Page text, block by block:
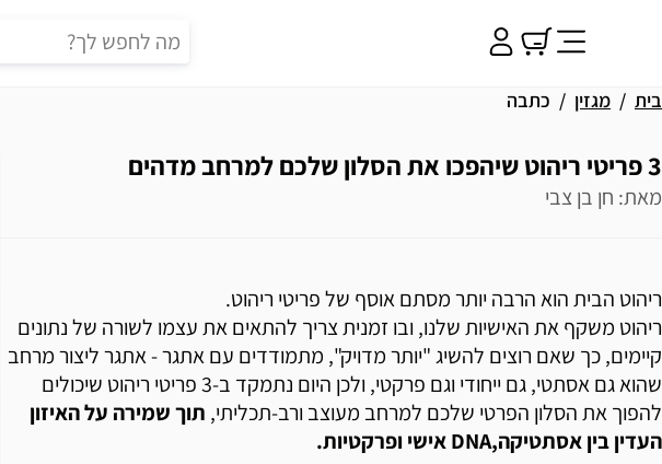
בית מגזין כתבה
3 פריטי ריהוט שיהפכו את הסלון שלכם למרחב מדהים
מאת: חן בן צבי
ריהוט הבית הוא הרבה יותר מסתם אוסף של פריטי ריהוט.
ריהוט משקף את האישיות שלנו, ובו זמנית צריך להתאים את עצמו לשורה של נתונים
קיימים, כך שאם רוצים להשיג "יותר מדויק", מתמודדים עם אתגר - אתגר ליצור מרחב
שהוא גם אסתטי, גם ייחודי וגם פרקטי, ולכן היום נתמקד ב-3 פריטי ריהוט שיכולים
להפוך את הסלון הפרטי שלכם למרחב מעוצב ורב-תכליתי, תוך שמירה על האיזון
העדין בין אסתטיקה,DNA אישי ופרקטיות.